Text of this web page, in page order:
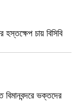
চায় বিসিবি
ভক্তদের